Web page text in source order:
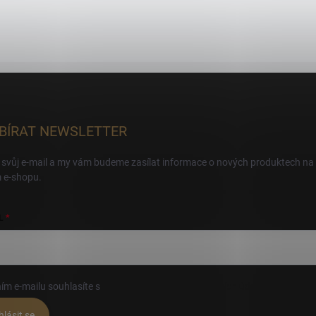
NEWSLETTER
e-mail a my vám budeme zasílat informace o nových produktech na
e-shopu.
e-mailu souhlasíte s